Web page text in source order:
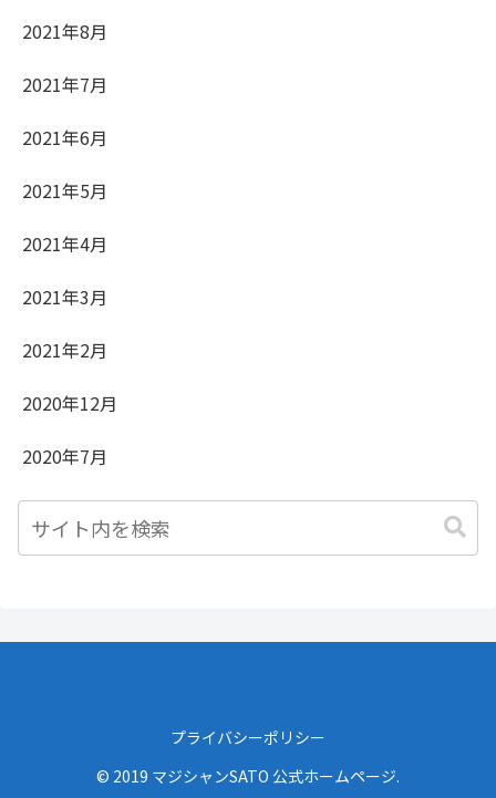
2021年8月
2021年7月
2021年6月
2021年5月
2021年4月
2021年3月
2021年2月
2020年12月
2020年7月
プライバシーポリシー
© 2019 マジシャンSATO 公式ホームページ.